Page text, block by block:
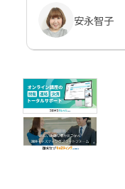
安永智子